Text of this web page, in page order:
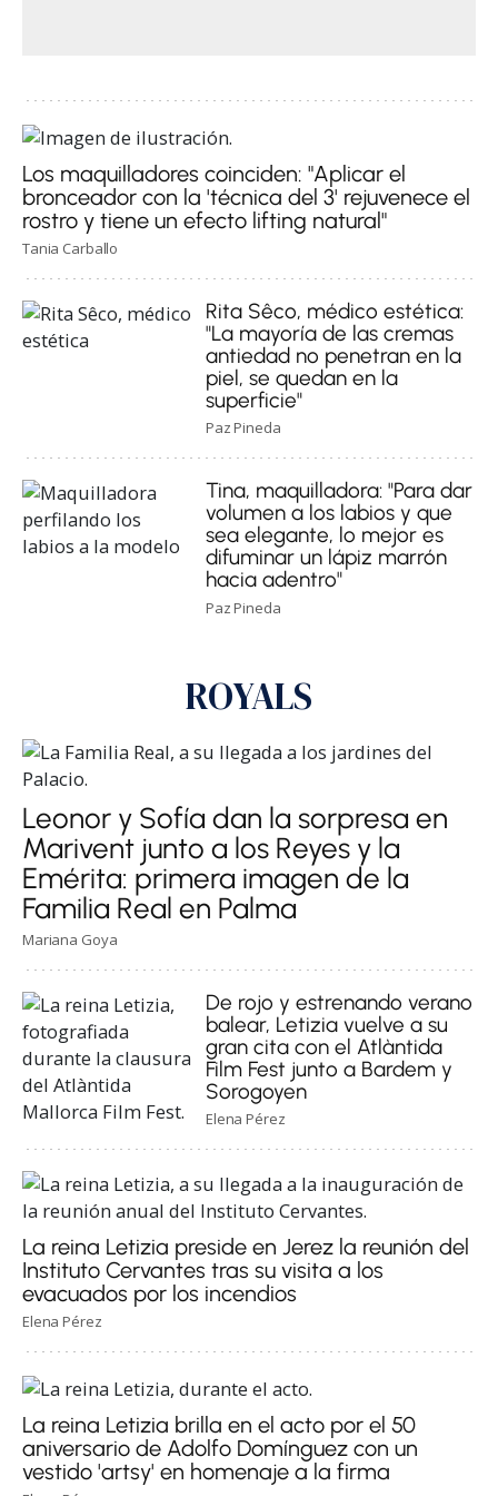
Los maquilladores coinciden: "Aplicar el
bronceador con la 'técnica del 3' rejuvenece el
rostro y tiene un efecto lifting natural"
Tania Carballo
Rita Sêco, médico estética:
"La mayoría de las cremas
antiedad no penetran en la
piel, se quedan en la
superficie"
Paz Pineda
Tina, maquilladora: "Para dar
volumen a los labios y que
sea elegante, lo mejor es
difuminar un lápiz marrón
hacia adentro"
Paz Pineda
ROYALS
Leonor y Sofía dan la sorpresa en
Marivent junto a los Reyes y la
Emérita: primera imagen de la
Familia Real en Palma
Mariana Goya
De rojo y estrenando verano
balear, Letizia vuelve a su
gran cita con el Atlàntida
Film Fest junto a Bardem y
Sorogoyen
Elena Pérez
La reina Letizia preside en Jerez la reunión del
Instituto Cervantes tras su visita a los
evacuados por los incendios
Elena Pérez
La reina Letizia brilla en el acto por el 50
aniversario de Adolfo Domínguez con un
vestido 'artsy' en homenaje a la firma